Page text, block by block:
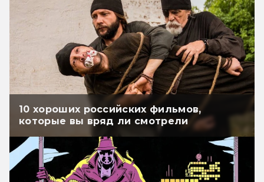
10 хороших российских фильмов,
которые вы вряд ли смотрели